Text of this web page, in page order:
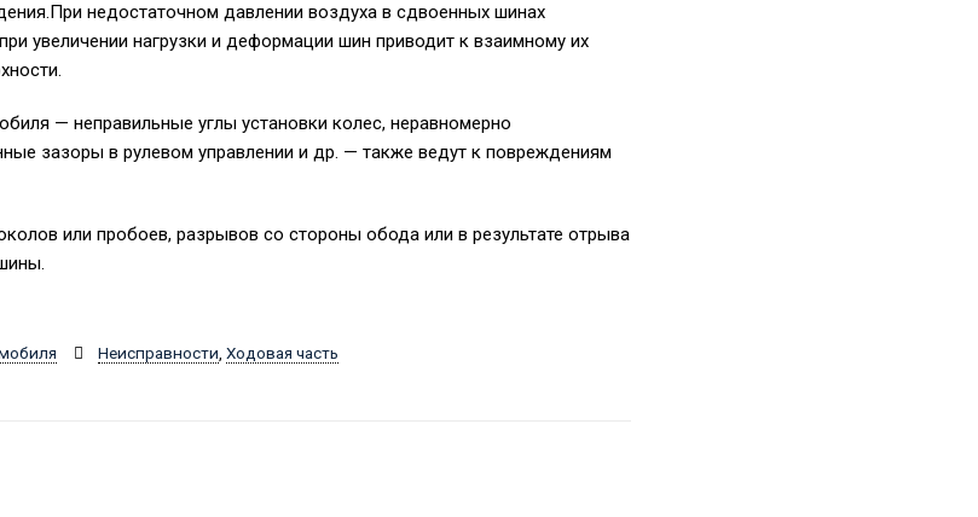
недостаточном давлении воздуха в сдвоенных шинах
увеличении нагрузки и деформации шин приводит к взаимному их
— неправильные углы установки колес, неравномерно
зазоры в рулевом управлении и др. — также ведут к повреждениям
или пробоев, разрывов со стороны обода или в результате отрыва
Неисправности Ходовая часть